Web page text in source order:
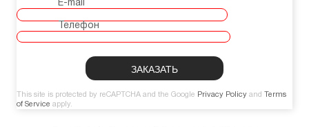
E-mail
Телефон
This site is protected by reCAPTCHA and the Google Privacy Policy and
Terms
of Service apply.